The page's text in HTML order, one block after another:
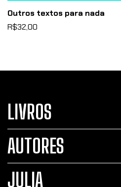
Outros textos para nada
R$32,00
LIVROS
AUTORES
JULIA